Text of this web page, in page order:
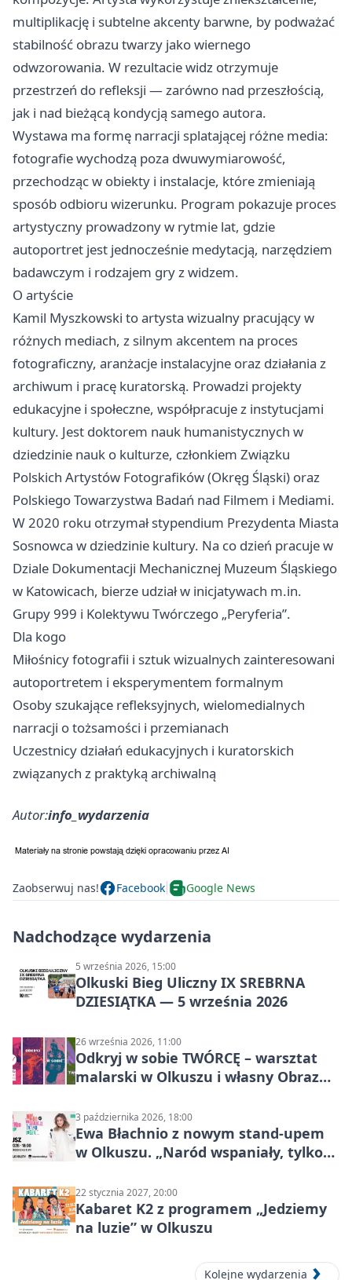
multiplikację i subtelne akcenty barwne, by podważać
stabilność obrazu twarzy jako wiernego
odwzorowania. W rezultacie widz otrzymuje
przestrzeń do refleksji — zarówno nad przeszłością,
jak i nad bieżącą kondycją samego autora.
Wystawa ma formę narracji splatającej różne media:
fotografie wychodzą poza dwuwymiarowość,
przechodząc w obiekty i instalacje, które zmieniają
sposób odbioru wizerunku. Program pokazuje proces
artystyczny prowadzony w rytmie lat, gdzie
autoportret jest jednocześnie medytacją, narzędziem
badawczym i rodzajem gry z widzem.
O artyście
Kamil Myszkowski to artysta wizualny pracujący w
różnych mediach, z silnym akcentem na proces
fotograficzny, aranżacje instalacyjne oraz działania z
archiwum i pracę kuratorską. Prowadzi projekty
edukacyjne i społeczne, współpracuje z instytucjami
kultury. Jest doktorem nauk humanistycznych w
dziedzinie nauk o kulturze, członkiem Związku
Polskich Artystów Fotografików (Okręg Śląski) oraz
Polskiego Towarzystwa Badań nad Filmem i Mediami.
W 2020 roku otrzymał stypendium Prezydenta Miasta
Sosnowca w dziedzinie kultury. Na co dzień pracuje w
Dziale Dokumentacji Mechanicznej Muzeum Śląskiego
w Katowicach, bierze udział w inicjatywach m.in.
Grupy 999 i Kolektywu Twórczego „Peryferia”.
Dla kogo
Miłośnicy fotografii i sztuk wizualnych zainteresowani
autoportretem i eksperymentem formalnym
Osoby szukające refleksyjnych, wielomedialnych
narracji o tożsamości i przemianach
Uczestnicy działań edukacyjnych i kuratorskich
związanych z praktyką archiwalną
Autor:info_wydarzenia
Zaobserwuj nas! Facebook Google News
Nadchodzące wydarzenia
5 września 2026, 15:00
Olkuski Bieg Uliczny IX SREBRNA
DZIESIĄTKA — 5 września 2026
26 września 2026, 11:00
Odkryj w sobie TWÓRCĘ – warsztat
malarski w Olkuszu i własny Obraz
3 października 2026, 18:00
Ewa Błachnio z nowym stand-upem
w Olkuszu. „Naród wspaniały, tylko
22 stycznia 2027, 20:00
Kabaret K2 z programem „Jedziemy
na luzie” w Olkuszu
Kolejne wydarzenia